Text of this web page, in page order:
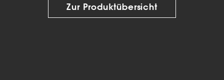
Zur Produktübersicht